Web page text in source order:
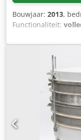
Bouwjaar: 2013,
Functionaliteit:
classificatie,
stofafzuiging van
sectoren, zoals
farmaceutische
een diameter van
zeefdekken met de
mm. Daarnaast